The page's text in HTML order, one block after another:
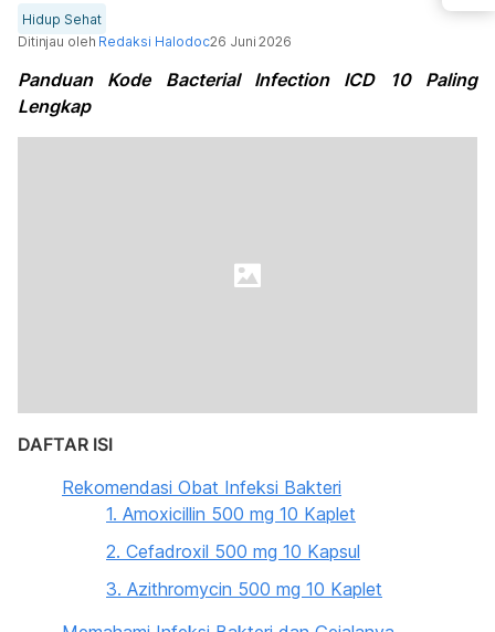
Hidup Sehat
Ditinjau oleh Redaksi Halodoc26 Juni 2026
Panduan Kode Bacterial Infection ICD 10 Paling
Lengkap
DAFTAR ISI
Rekomendasi Obat Infeksi Bakteri
1. Amoxicillin 500 mg 10 Kaplet
2. Cefadroxil 500 mg 10 Kapsul
3. Azithromycin 500 mg 10 Kaplet